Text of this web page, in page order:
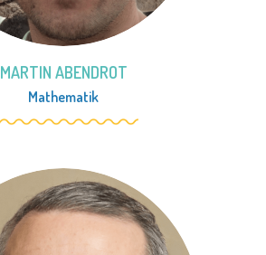
MARTIN ABENDROT
Mathematik